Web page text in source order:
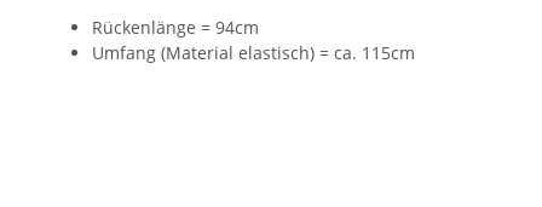
Rückenlänge = 94cm
Umfang (Material elastisch) = ca. 115cm